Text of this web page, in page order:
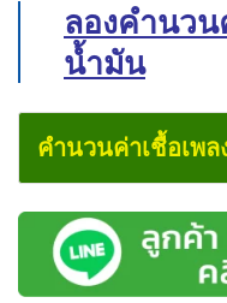
ลองคำนวน
น้ำมัน
คำนวนค่าเชื้อเพ